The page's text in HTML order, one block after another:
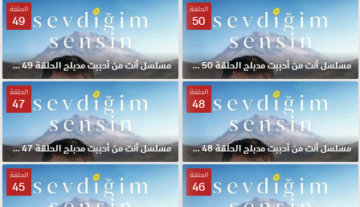
الحلقة
50
مسلسل أنت من أحببت مدبلج الحلقة 50 HD
الحلقة
49
مسلسل أنت من أحببت مدبلج الحلقة 49 HD
الحلقة
48
مسلسل أنت من أحببت مدبلج الحلقة 48 HD
الحلقة
47
مسلسل أنت من أحببت مدبلج الحلقة 47 HD
الحلقة
46
الحلقة
45